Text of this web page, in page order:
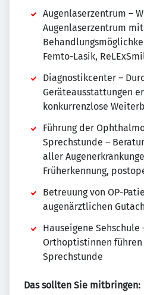
Augenlaserzentrum –
Augenlaserzentrum
Femto-Lasik,
Diagnostikcenter –
Geräteausstattungen
konkurrenzlose
Führung der
Sprechstunde –
aller
Früherkennung,
Betreuung von OP-
augenärztlichen
Hauseigene Sehschule
Orthoptistinnen
Sprechstunde
Das sollten Sie mitbringen: